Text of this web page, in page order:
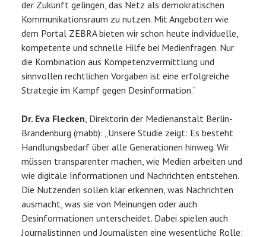
der Zukunft gelingen, das Netz als demokratischen
Kommunikationsraum zu nutzen. Mit Angeboten wie
dem Portal ZEBRA bieten wir schon heute individuelle,
kompetente und schnelle Hilfe bei Medienfragen. Nur
die Kombination aus Kompetenzvermittlung und
sinnvollen rechtlichen Vorgaben ist eine erfolgreiche
Strategie im Kampf gegen Desinformation.“
Dr. Eva Flecken , Direktorin der Medienanstalt Berlin-
Brandenburg (mabb): „Unsere Studie zeigt: Es besteht
Handlungsbedarf über alle Generationen hinweg. Wir
müssen transparenter machen, wie Medien arbeiten und
wie digitale Informationen und Nachrichten entstehen.
Die Nutzenden sollen klar erkennen, was Nachrichten
ausmacht, was sie von Meinungen oder auch
Desinformationen unterscheidet. Dabei spielen auch
Journalistinnen und Journalisten eine wesentliche Rolle: